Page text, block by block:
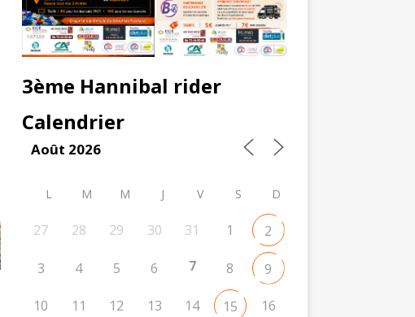
3ème Hannibal rider
Calendrier
Août 2026
L M M J V S D
27 28 29 30 31 1 2
3 4 5 6 7 8 9
10 11 12 13 14 15 16